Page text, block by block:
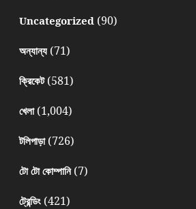
Uncategorized(90)
অন্যান্য(71)
ক্রিকেট(581)
খেলা(1,004)
টলিপাড়া(726)
টো টো কোম্পানি(7)
ট্রেন্ডিং(421)